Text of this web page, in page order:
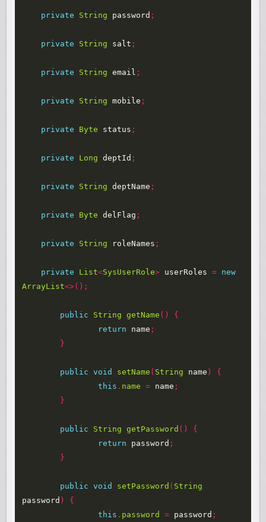
private String password ;
private String salt ;
private String email ;
private String mobile ;
private Byte status ;
private Long deptId ;
private String deptName ;
private Byte delFlag ;
private String roleNames ;
private List<SysUserRole> userRoles = new
ArrayList<>();
public String getName ()
{
return
name ;
}
public void setName ( String name )
{
this . name = name ;
}
public String getPassword ()
{
return
password ;
}
public void setPassword ( String
password )
{
this . password = password ;